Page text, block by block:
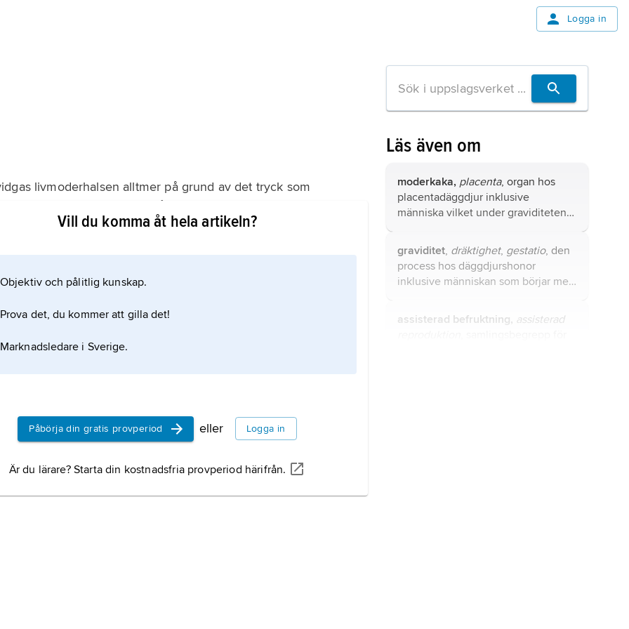
Logga in
livmoderhalsen alltmer på grund av det tryck som
övre del av hinnblåsan eller den fosterdel
av förlossningen kan livmoderhalsen vara
är 1–2 cm. Vid öppningsskedets slut har
Vill du komma åt hela artikeln?
Objektiv och pålitlig kunskap.
Prova det, du kommer att gilla det!
Marknadsledare i Sverige.
Påbörja din gratis provperiod eller Logga in
Är du lärare? Starta din kostnadsfria provperiod härifrån.
Läs även om
moderkaka, placenta, organ hos
placentadäggdjur inklusive
människa vilket under graviditeten
modern till fostret och transporterar
bort bl.a. koldioxid och
slaggprodukter som fostret bildar.
graviditet, dräktighet, gestatio, den
process hos däggdjurshonor
inklusive människan som börjar med
födelsen ( förlossning
). Jämför
assisterad befruktning, assisterad